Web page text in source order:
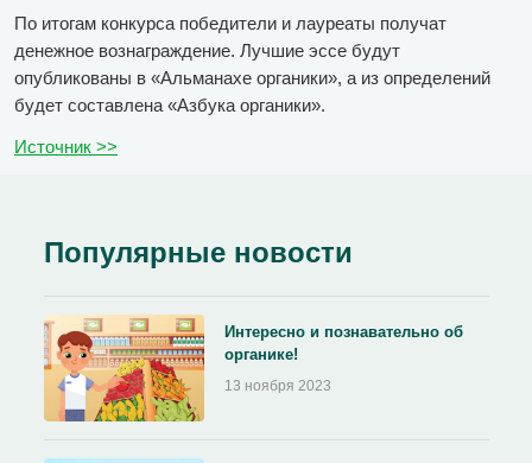
По итогам конкурса победители и лауреаты получат
денежное вознаграждение. Лучшие эссе будут
опубликованы в «Альманахе органики», а из определений
будет составлена «Азбука органики».
Источник >>
Популярные новости
Интересно и познавательно об
органике!
13 ноября 2023